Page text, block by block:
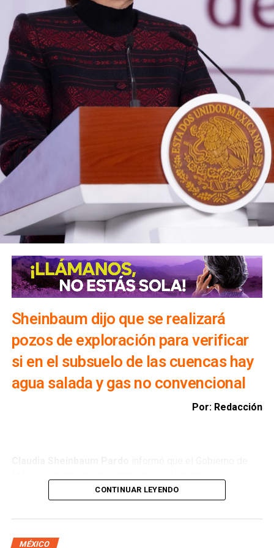
Sheinbaum dijo que se realizará
pozos de exploración para verificar
si en el subsuelo de las cuencas hay
agua salada y gas no convencional
Por: Redacción
conclusiones preliminares del Comité de Científicos y
Natural No Convencional, con el objetivo de reducir la
CONTINUAR LEYENDO
MÉXICO